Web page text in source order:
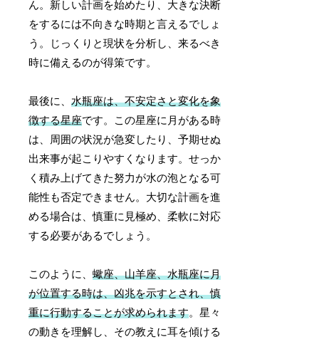
ん。新しい計画を始めたり、大きな決断
をするには不向きな時期と言えるでしょ
う。じっくりと現状を分析し、来るべき
時に備えるのが得策です。
最後に、水瓶座は、不安定さと変化を象
徴する星座です。この星座に月がある時
は、周囲の状況が急変したり、予期せぬ
出来事が起こりやすくなります。せっか
く積み上げてきた努力が水の泡となる可
能性も否定できません。大切な計画を進
める場合は、慎重に見極め、柔軟に対応
する必要があるでしょう。
このように、蠍座、山羊座、水瓶座に月
が位置する時は、凶兆を示すとされ、慎
重に行動することが求められます。星々
の動きを理解し、その教えに耳を傾ける